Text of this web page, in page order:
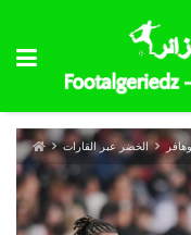
الخضر عبر القارات